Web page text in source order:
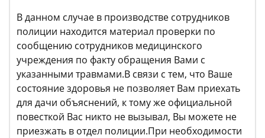
В данном случае в производстве сотрудников
полиции находится материал проверки по
сообщению сотрудников медицинского
учреждения по факту обращения Вами с
указанными травмами.В связи с тем, что Ваше
состояние здоровья не позволяет Вам приехать
для дачи объяснений, к тому же официальной
повесткой Вас никто не вызывал, Вы можете не
приезжать в отдел полиции.При необходимости